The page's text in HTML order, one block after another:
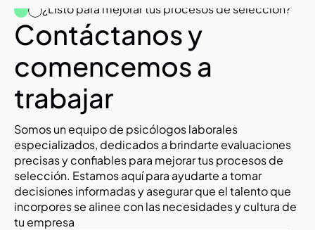
¿Listo para mejorar tus procesos de selección?
Contáctanos y
comencemos a
trabajar
Somos un equipo de psicólogos laborales
especializados, dedicados a brindarte evaluaciones
precisas y confiables para mejorar tus procesos de
selección. Estamos aquí para ayudarte a tomar
decisiones informadas y asegurar que el talento que
incorpores se alinee con las necesidades y cultura de
tu empresa